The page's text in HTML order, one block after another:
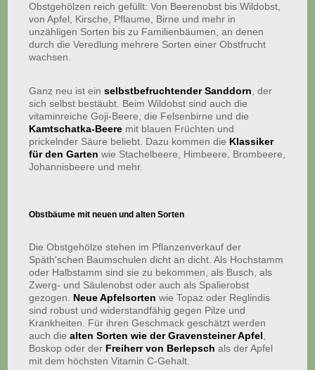
Obstgehölzen reich gefüllt: Von Beerenobst bis Wildobst,
von Apfel, Kirsche, Pflaume, Birne und mehr in
unzähligen Sorten bis zu Familienbäumen, an denen
durch die Veredlung mehrere Sorten einer Obstfrucht
wachsen.
Ganz neu ist einselbstbefruchtender Sanddorn , der
sich selbst bestäubt. Beim Wildobst sind auch die
vitaminreiche Goji-Beere, die Felsenbirne und die
Kamtschatka-Beere mit blauen Früchten und
prickelnder Säure beliebt. Dazu kommen die Klassiker
für den Garten wie Stachelbeere, Himbeere, Brombeere,
Johannisbeere und mehr.
Obstbäume mit neuen und alten Sorten
Die Obstgehölze stehen im Pflanzenverkauf der
Späth'schen Baumschulen dicht an dicht. Als Hochstamm
oder Halbstamm sind sie zu bekommen, als Busch, als
Zwerg- und Säulenobst oder auch als Spalierobst
gezogen.
Neue Apfelsorten wie Topaz oder Reglindis
sind robust und widerstandfähig gegen Pilze und
Krankheiten. Für ihren Geschmack geschätzt werden
auch diealten Sorten wie der Gravensteiner Apfel
Boskop oder der Freiherr von Berlepsch als der Apfel
mit dem höchsten Vitamin C-Gehalt.